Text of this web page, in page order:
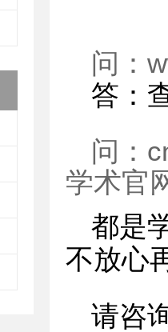
问：
答：
问：
学术官
都是
不放心
请咨